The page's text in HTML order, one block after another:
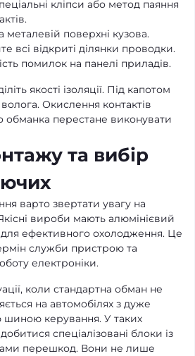
кліпси або метод паяння
металевій поверхні кузова.
всі відкриті ділянки проводки.
помилок на панелі приладів.
якості ізоляції. Під капотом
Окислення контактів
обманка перестане виконувати
та вибір
варто звертати увагу на
вироби мають алюмінієвий
для ефективного охолодження. Це
служби пристрою та
електроніки.
коли стандартна обман не
на автомобілях з дуже
керування. У таких
спеціалізовані блоки із
перешкод. Вони не лише